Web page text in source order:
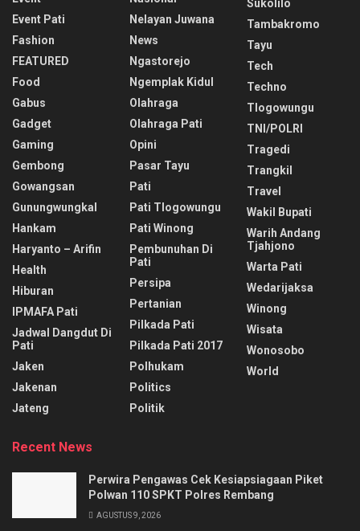
Event Pati
Fashion
FEATURED
Food
Gabus
Gadget
Gaming
Gembong
Gowangsan
Gunungwungkal
Hankam
Haryanto – Arifin
Health
Hiburan
IPMAFA Pati
Jadwal Dangdut Di
Pati
Jaken
Jakenan
Jateng
Nelayan Juwana
News
Ngastorejo
Ngemplak Kidul
Olahraga
Olahraga Pati
Opini
Pasar Tayu
Pati
Pati Tlogowungu
Pati Winong
Pembunuhan Di
Pati
Persipa
Pertanian
Pilkada Pati
Pilkada Pati 2017
Polhukam
Politics
Politik
Sukolilo
Tambakromo
Tayu
Tech
Techno
Tlogowungu
TNI/POLRI
Tragedi
Trangkil
Travel
Wakil Bupati
Warih Andang
Tjahjono
Warta Pati
Wedarijaksa
Winong
Wisata
Wonosobo
World
Recent News
Perwira Pengawas Cek Kesiapsiagaan Piket
Polwan 110 SPKT Polres Rembang
AGUSTUS 9, 2026